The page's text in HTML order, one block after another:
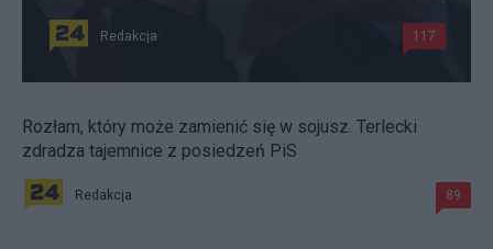
Redakcja 117
Rozłam, który może zamienić się w sojusz. Terlecki
zdradza tajemnice z posiedzeń PiS
Redakcja 89